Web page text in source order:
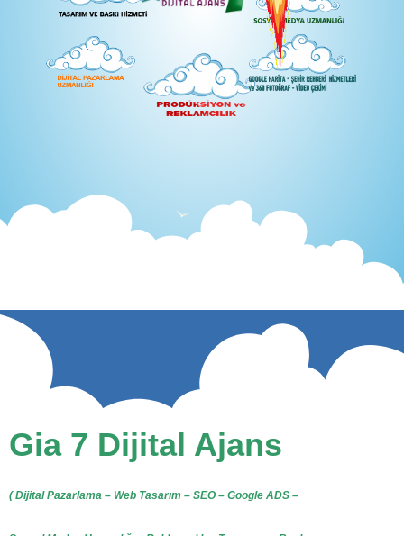
Gia 7 Dijital Ajans
( Dijital Pazarlama – Web Tasarım – SEO – Google ADS –